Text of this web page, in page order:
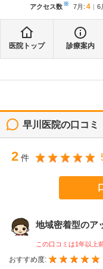
アクセス数※ 7月 : 4 6
医院トップ 診療案内
早川医院の口コミ
2 件
地域密着型のア
この口コミは1年以上
おすすめ度: